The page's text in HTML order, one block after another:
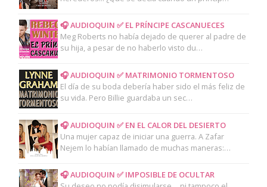
🎧 AUDIOQUIN ✅ EL PRÍNCIPE CASCANUECES
Meg Roberts no había dejado de querer al padre de
su hija, a pesar de no haberlo visto du…
🎧 AUDIOQUIN ✅ MATRIMONIO TORMENTOSO
El día de su boda debería haber sido el más feliz de
su vida. Pero Billie guardaba un sec…
🎧 AUDIOQUIN ✅ EN EL CALOR DEL DESIERTO
Una mujer capaz de iniciar una guerra. A Zafar
Nejem lo habían llamado de muchas maneras:…
🎧 AUDIOQUIN ✅ IMPOSIBLE DE OCULTAR